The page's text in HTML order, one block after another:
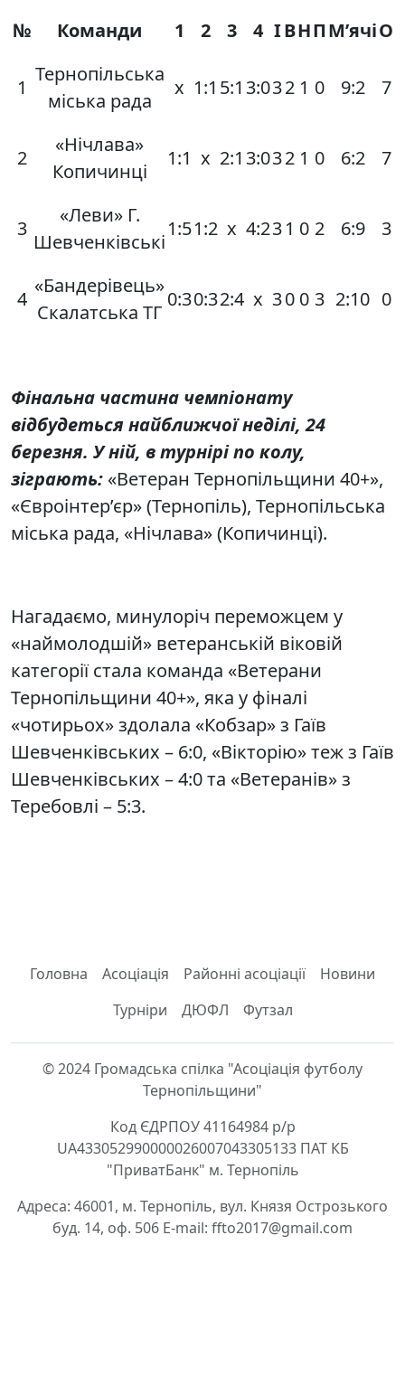
№
Команди 1 2 3 4 ІВНПМ’ячіО
1
Тернопільська
міська рада
х 1:1 5:1 3:032 1 0 9:2 7
2
«Нічлава»
Копичинці
1:1 х 2:1 3:032 1 0 6:2 7
3
«Леви» Г.
Шевченківські
1:51:2 х 4:231 0 2 6:9 3
4
«Бандерівець»
Скалатська ТГ
0:30:32:4 х 30 0 3 2:10 0
Фінальна частина чемпіонату
відбудеться найближчої неділі, 24
березня. У ній, в турнірі по колу,
зіграють: «Ветеран Тернопільщини 40+»,
«Євроінтер’єр» (Тернопіль), Тернопільська
міська рада, «Нічлава» (Копичинці).
Нагадаємо, минулоріч переможцем у
«наймолодшій» ветеранській віковій
категорії стала команда «Ветерани
Тернопільщини 40+», яка у фіналі
«чотирьох» здолала «Кобзар» з Гаїв
Шевченківських – 6:0, «Вікторію» теж з Гаїв
Шевченківських – 4:0 та «Ветеранів» з
Теребовлі – 5:3.
Головна Асоціація Районні асоціації
Новини
Турніри
ДЮФЛ Футзал
© 2024 Громадська спілка "Асоціація футболу
Тернопільщини"
Код ЄДРПОУ 41164984 р/р
UA433052990000026007043305133 ПАТ КБ
"ПриватБанк" м. Тернопіль
Адреса: 46001, м. Тернопіль, вул. Князя Острозького
буд. 14, оф. 506 E-mail: ffto2017@gmail.com